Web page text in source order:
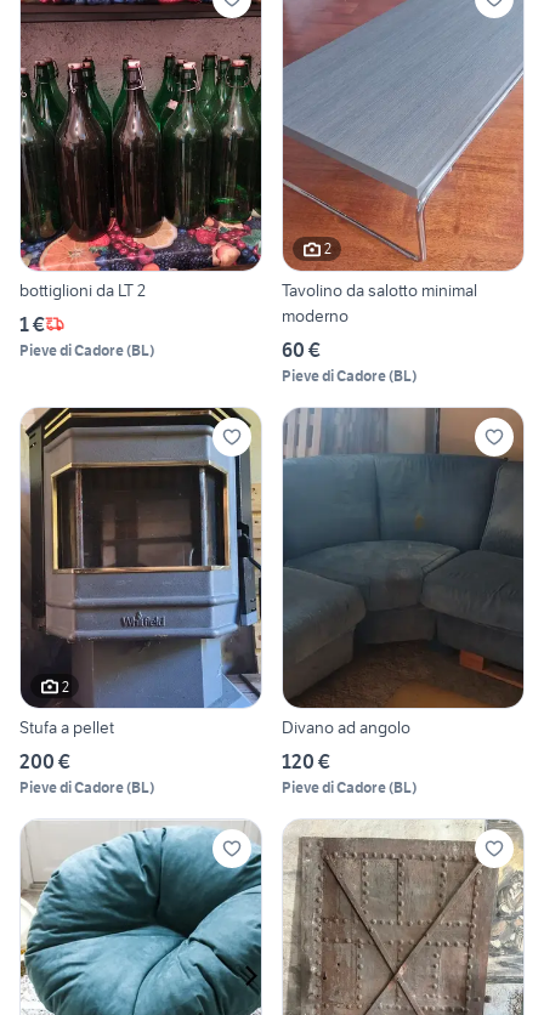
bottiglioni da LT 2
1 €
Pieve di Cadore(BL)
2
Tavolino da salotto minimal
moderno
60 €
Pieve di Cadore(BL)
2
Stufa a pellet
200 €
Pieve di Cadore(BL)
Divano ad angolo
120 €
Pieve di Cadore(BL)